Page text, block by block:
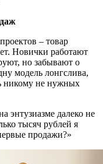
проектов – товар
Новички работают
но забывают о
модель лонгслива,
никому не нужных
энтузиазме далеко не
тысяч рублей я
продажи?»